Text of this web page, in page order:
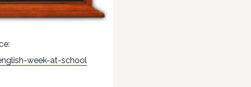
week-at-school